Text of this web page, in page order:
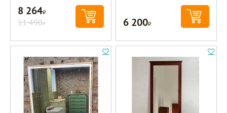
8 264Р
11 490Р 6 200Р